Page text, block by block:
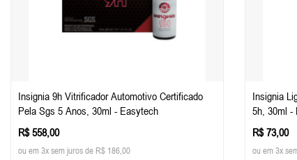
Insignia 9h Vitrificador Automotivo Certificado
Pela Sgs 5 Anos, 30ml - Easytech
R$ 558,00
ou em 3x sem juros de R$ 186,00
Insignia
5h, 30ml -
R$ 73,00
ou em 3x